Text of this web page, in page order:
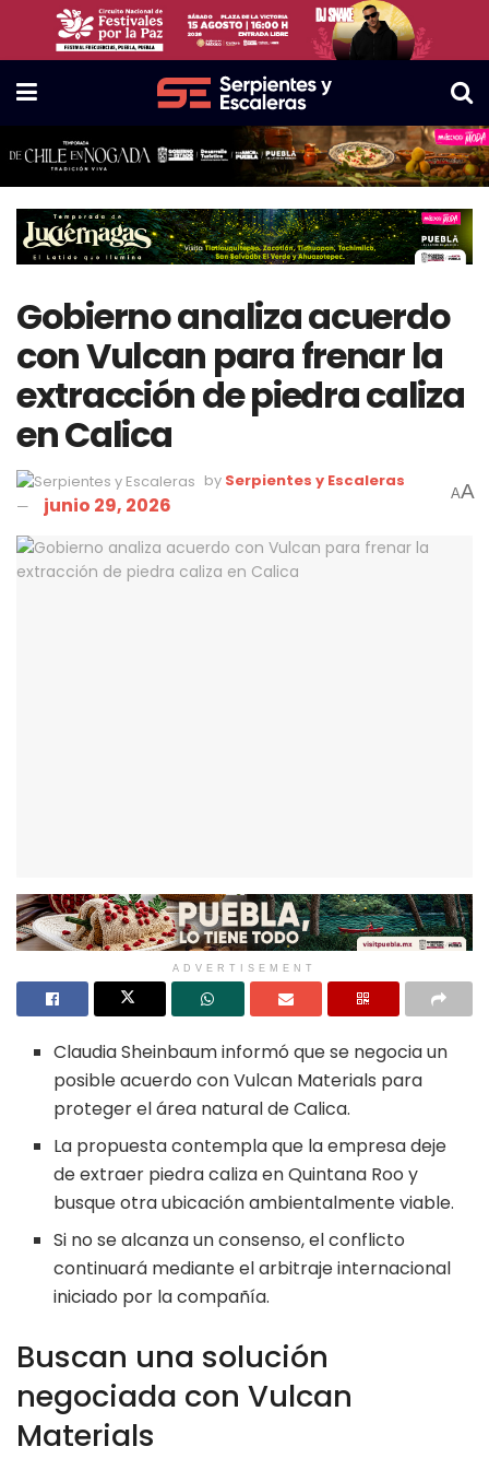
Gobierno analiza acuerdo
con Vulcan para frenar la
extracción de piedra caliza
en Calica
by Serpientes y Escaleras
junio 29, 2026 AA
ADVERTISEMENT
Claudia Sheinbaum informó que se negocia un
posible acuerdo con Vulcan Materials para
proteger el área natural de Calica.
La propuesta contempla que la empresa deje
de extraer piedra caliza en Quintana Roo y
busque otra ubicación ambientalmente viable.
Si no se alcanza un consenso, el conflicto
continuará mediante el arbitraje internacional
iniciado por la compañía.
Buscan una solución
negociada con Vulcan
Materials